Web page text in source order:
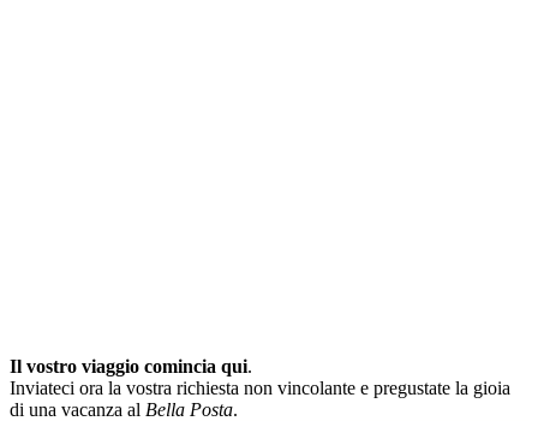
Il vostro viaggio comincia qui.
Inviateci ora la vostra richiesta non vincolante e pregustate la gioia
di una vacanza al Bella Posta.